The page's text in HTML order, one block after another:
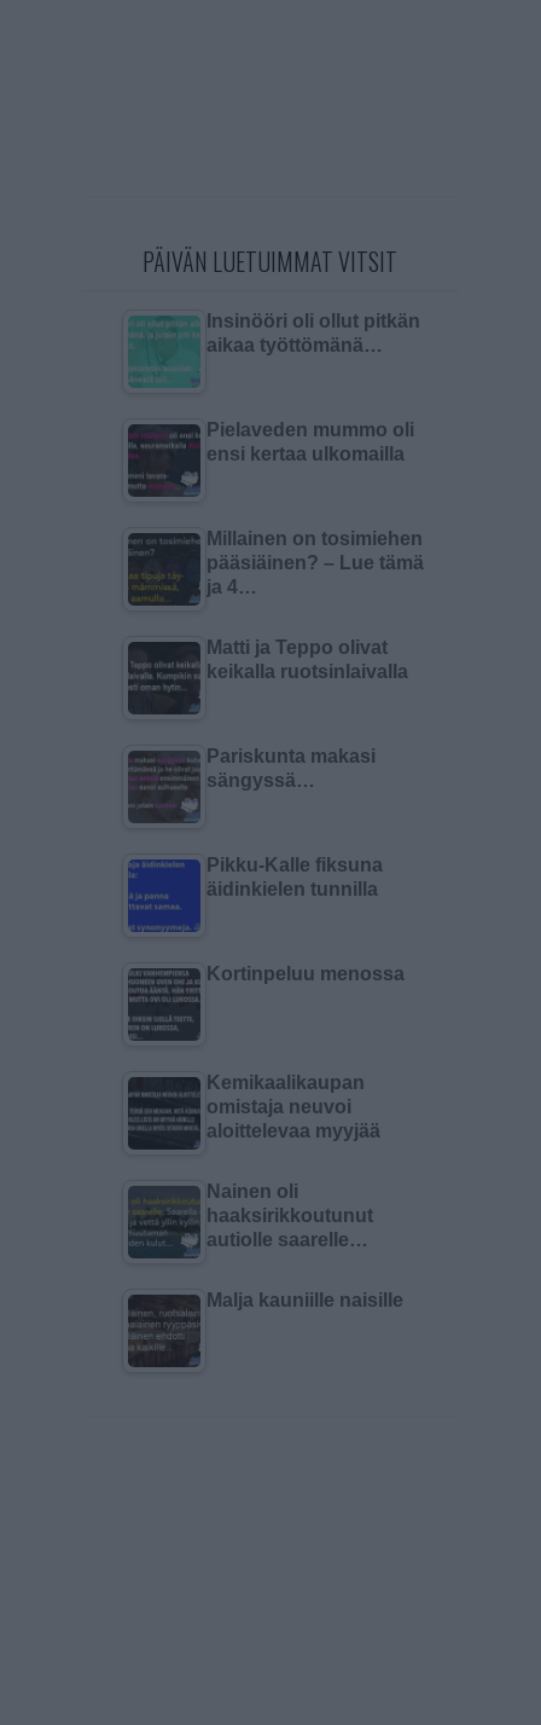
PÄIVÄN LUETUIMMAT VITSIT
Insinööri oli ollut pitkän
aikaa työttömänä…
Pielaveden mummo oli
ensi kertaa ulkomailla
Millainen on tosimiehen
pääsiäinen? – Lue tämä
ja 4…
Matti ja Teppo olivat
keikalla ruotsinlaivalla
Pariskunta makasi
sängyssä…
Pikku-Kalle fiksuna
äidinkielen tunnilla
Kortinpeluu menossa
Kemikaalikaupan
omistaja neuvoi
aloittelevaa myyjää
Nainen oli
haaksirikkoutunut
autiolle saarelle…
Malja kauniille naisille